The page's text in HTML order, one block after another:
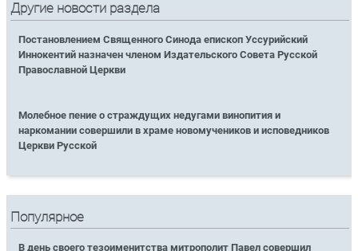
Другие новости раздела
Постановлением Священного Синода епископ Уссурийский
Иннокентий назначен членом Издательского Совета Русской
Православной Церкви
Молебное пение о страждущих недугами винопития и
наркомании совершили в храме новомучеников и исповедников
Церкви Русской
Популярное
В день своего тезоименитства митрополит Павел совершил